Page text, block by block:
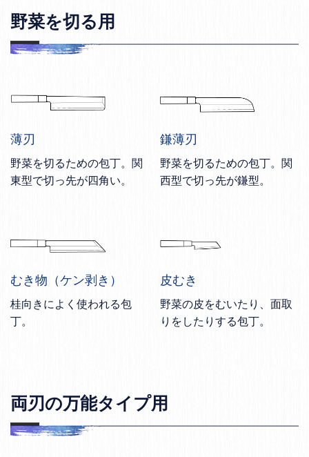
野菜を切る用
薄刃
野菜を切るための包丁。関
東型で切っ先が四角い。
鎌薄刃
野菜を切るための包丁。関
西型で切っ先が鎌型。
むき物（ケン剥き）
桂向きによく使われる包
丁。
皮むき
野菜の皮をむいたり、面取
りをしたりする包丁。
両刃の万能タイプ用